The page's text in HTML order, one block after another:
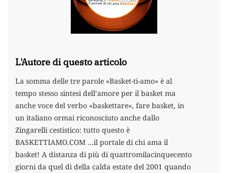
L'Autore di questo articolo
La somma delle tre parole «Basket-ti-amo» è al
tempo stesso sintesi dell’amore per il basket ma
anche voce del verbo «baskettare», fare basket, in
un italiano ormai riconosciuto anche dallo
Zingarelli cestistico: tutto questo è
BASKETTIAMO.COM …il portale di chi ama il
basket! A distanza di più di quattromilacinquecento
giorni da quel dì della calda estate del 2001 quando